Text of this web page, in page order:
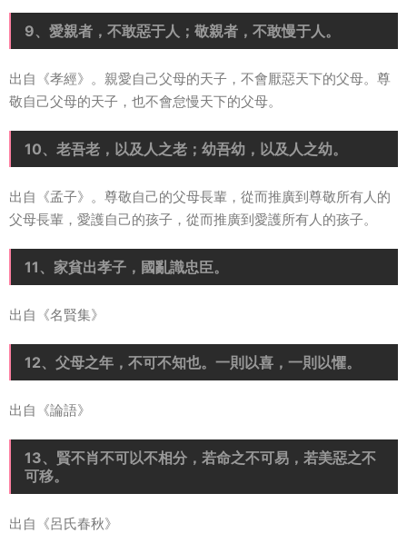
9、愛親者，不敢惡于人；敬親者，不敢慢于人。
出自《孝經》。親愛自己父母的天子，不會厭惡天下的父母。尊
敬自己父母的天子，也不會怠慢天下的父母。
10、老吾老，以及人之老；幼吾幼，以及人之幼。
出自《孟子》。尊敬自己的父母長輩，從而推廣到尊敬所有人的
父母長輩，愛護自己的孩子，從而推廣到愛護所有人的孩子。
11、家貧出孝子，國亂識忠臣。
出自《名賢集》
12、父母之年，不可不知也。一則以喜，一則以懼。
出自《論語》
13、賢不肖不可以不相分，若命之不可易，若美惡之不
可移。
出自《呂氏春秋》